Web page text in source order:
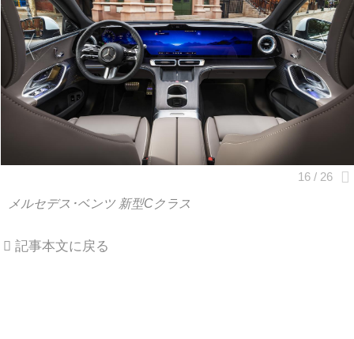
メルセデス･ベンツ 新型Cクラス
記事本文に戻る